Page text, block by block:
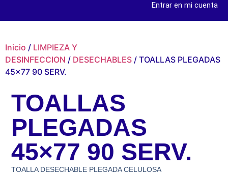
Entrar en mi cuenta
Inicio / LIMPIEZA Y
DESINFECCION / DESECHABLES / TOALLAS PLEGADAS
45×77 90 SERV.
TOALLAS
PLEGADAS
45×77 90 SERV.
TOALLA DESECHABLE PLEGADA CELULOSA